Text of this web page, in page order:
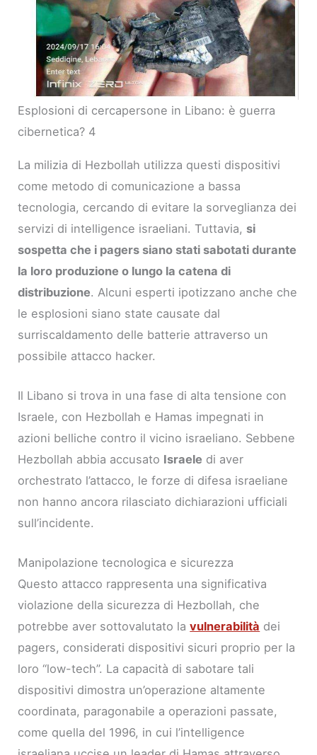
Esplosioni di cercapersone in Libano: è guerra
cibernetica? 4
La milizia di Hezbollah utilizza questi dispositivi
come metodo di comunicazione a bassa
tecnologia, cercando di evitare la sorveglianza dei
servizi di intelligence israeliani. Tuttavia, si
sospetta che i pagers siano stati sabotati durante
la loro produzione o lungo la catena di
distribuzione. Alcuni esperti ipotizzano anche che
le esplosioni siano state causate dal
surriscaldamento delle batterie attraverso un
possibile attacco hacker.
Il Libano si trova in una fase di alta tensione con
Israele, con Hezbollah e Hamas impegnati in
azioni belliche contro il vicino israeliano. Sebbene
Hezbollah abbia accusato Israele di aver
orchestrato l’attacco, le forze di difesa israeliane
non hanno ancora rilasciato dichiarazioni ufficiali
sull’incidente.
Manipolazione tecnologica e sicurezza
Questo attacco rappresenta una significativa
violazione della sicurezza di Hezbollah, che
potrebbe aver sottovalutato lavulnerabilità dei
pagers, considerati dispositivi sicuri proprio per la
loro “low-tech”. La capacità di sabotare tali
dispositivi dimostra un’operazione altamente
coordinata, paragonabile a operazioni passate,
come quella del 1996, in cui l’intelligence